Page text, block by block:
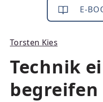
E-
Torsten Kies
Technik
begreifen